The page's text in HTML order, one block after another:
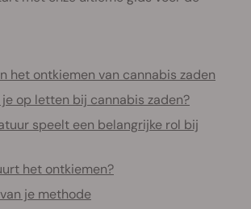
het ontkiemen van cannabis zaden
op letten bij cannabis zaden?
speelt een belangrijke rol bij
het ontkiemen?
je methode